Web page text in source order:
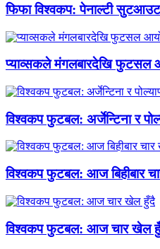
फिफा विश्वकप: पेनाल्टी
प्याव्सकले मंगलबारदेखि फुटसल
विश्वकप फुटबल: अर्जेन्टिना र
विश्वकप फुटबल: आज बिहीबार
विश्वकप फुटबल: आज चार खेल